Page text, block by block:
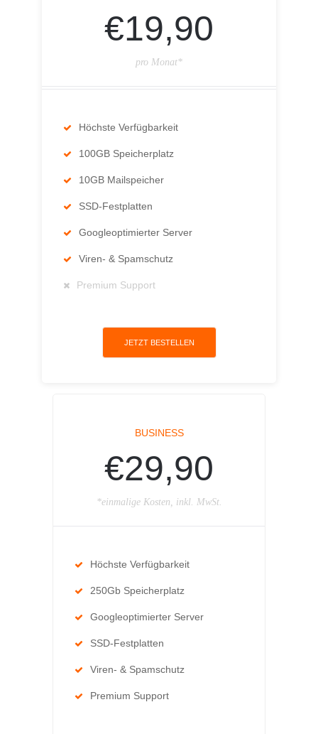
€19,90
pro Monat*
Höchste Verfügbarkeit
100GB Speicherplatz
10GB Mailspeicher
SSD-Festplatten
Googleoptimierter Server
Viren- & Spamschutz
Premium Support
JETZT BESTELLEN
BUSINESS
€29,90
*einmalige Kosten, inkl. MwSt.
Höchste Verfügbarkeit
250Gb Speicherplatz
Googleoptimierter Server
SSD-Festplatten
Viren- & Spamschutz
Premium Support